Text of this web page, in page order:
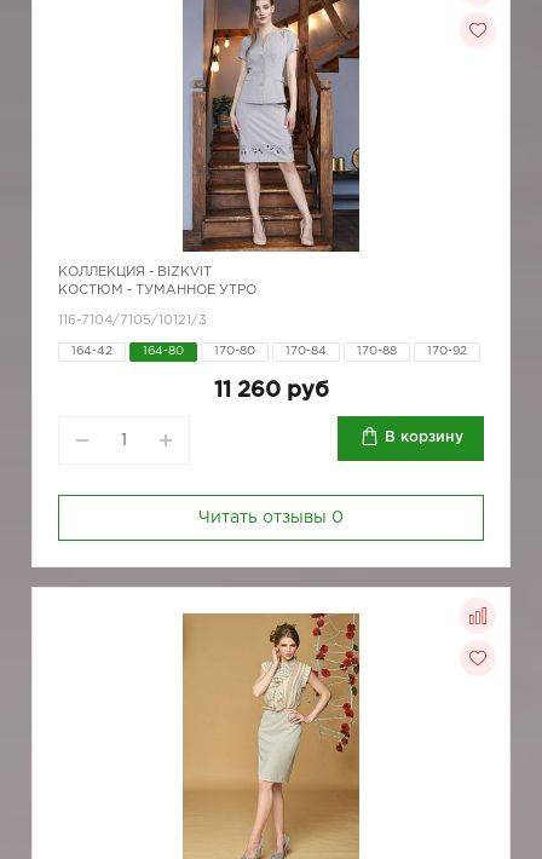
КОЛЛЕКЦИЯ - BIZKVIT
КОСТЮМ - ТУМАННОЕ УТРО
116-7104/7105/10121/3
164-42 164-80 170-80 170-84 170-88 170-92
11 260 руб
В корзину
Читать отзывы 0